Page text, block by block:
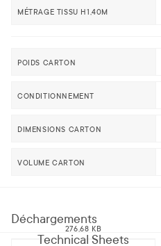
MÉTRAGE TISSU H1,40M
POIDS CARTON
CONDITIONNEMENT
DIMENSIONS CARTON
VOLUME CARTON
Déchargements
Technical Sheets
276,68 KB